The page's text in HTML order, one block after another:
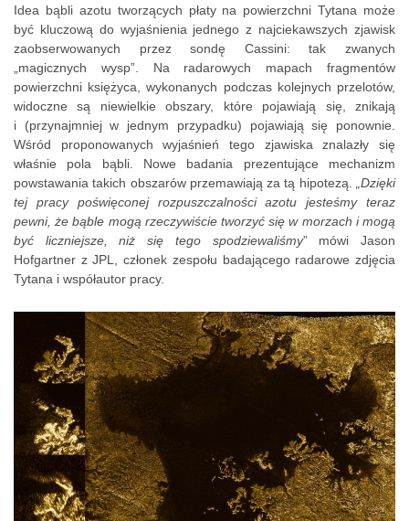
Idea bąbli azotu tworzących płaty na powierzchni Tytana może
być kluczową do wyjaśnienia jednego z najciekawszych zjawisk
zaobserwowanych przez sondę Cassini: tak zwanych
„magicznych wysp”. Na radarowych mapach fragmentów
powierzchni księżyca, wykonanych podczas kolejnych przelotów,
widoczne są niewielkie obszary, które pojawiają się, znikają
i (przynajmniej w jednym przypadku) pojawiają się ponownie.
Wśród proponowanych wyjaśnień tego zjawiska znalazły się
właśnie pola bąbli. Nowe badania prezentujące mechanizm
powstawania takich obszarów przemawiają za tą hipotezą.
„Dzięki
tej pracy poświęconej rozpuszczalności azotu jesteśmy teraz
pewni, że bąble mogą rzeczywiście tworzyć się w morzach i mogą
być liczniejsze, niż się tego spodziewaliśmy” mówi Jason
Hofgartner z JPL, członek zespołu badającego radarowe zdjęcia
Tytana i współautor pracy.